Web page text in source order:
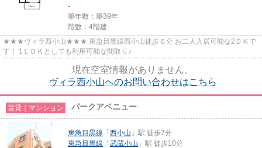
-
築年数：築39年
階数：4階建
★★★ヴィラ西小山★★★ 東急目黒線西小山徒歩６分 お二人入居可能な2ＤＫで
す！ 1ＬＤＫとしても利用可能な間取り♪
現在空室情報がありません。
ヴィラ西小山へのお問い合わせはこちら
賃貸｜マンション パークアベニュー
東急目黒線 「 西小山 」駅 徒歩7分
東急目黒線 「 武蔵小山 」駅 徒歩10分